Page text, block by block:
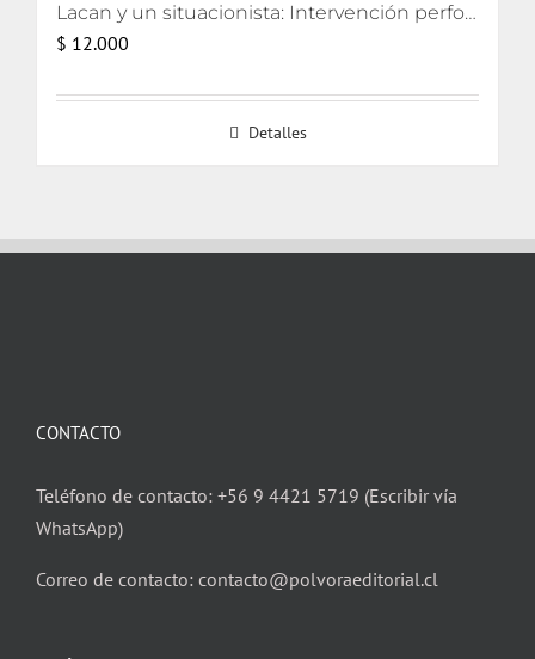
Lacan y un situacionista: Intervención performativa de su encuentro pifiado
$ 12.000
Detalles
CONTACTO
Teléfono de contacto: +56 9 4421 5719 (Escribir vía
WhatsApp)
Correo de contacto: contacto@polvoraeditorial.cl